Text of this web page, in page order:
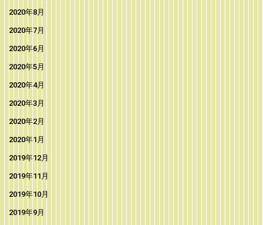
2020年8月
2020年7月
2020年6月
2020年5月
2020年4月
2020年3月
2020年2月
2020年1月
2019年12月
2019年11月
2019年10月
2019年9月